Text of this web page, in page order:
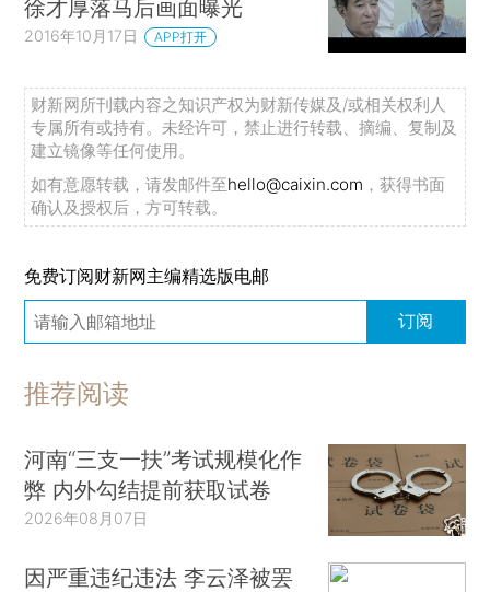
徐才厚落马后画面曝光
2016年10月17日 APP打开
财新网所刊载内容之知识产权为财新传媒及/或相关权利人
专属所有或持有。未经许可，禁止进行转载、摘编、复制及
建立镜像等任何使用。
如有意愿转载，请发邮件至hello@caixin.com ，获得书面
确认及授权后，方可转载。
免费订阅财新网主编精选版电邮
订阅
推荐阅读
河南“三支一扶”考试规模化作
弊 内外勾结提前获取试卷
2026年08月07日
因严重违纪违法 李云泽被罢